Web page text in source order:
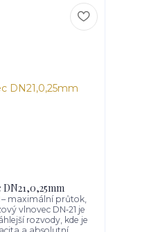
– maximální průtok,
vlnovec DN‑21 je
rozvody, kde je